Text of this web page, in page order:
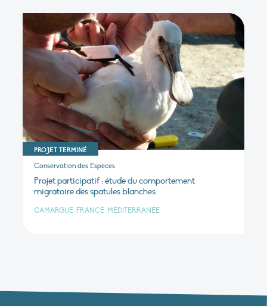
PROJET TERMINÉ
Conservation des Espèces
Projet participatif : étude du comportement
migratoire des spatules blanches
CAMARGUE, FRANCE, MÉDITERRANÉE